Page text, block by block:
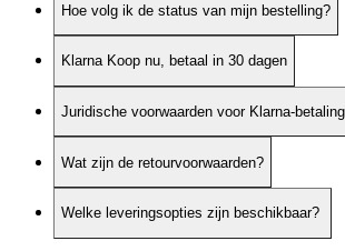
Hoe volg ik de status van mijn bestelling?
Klarna Koop nu, betaal in 30 dagen
Juridische voorwaarden voor Klarna-
Wat zijn de retourvoorwaarden?
Welke leveringsopties zijn beschikbaar? ​